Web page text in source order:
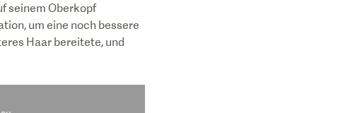
seinem Oberkopf
um eine noch bessere
Haar bereitete, und